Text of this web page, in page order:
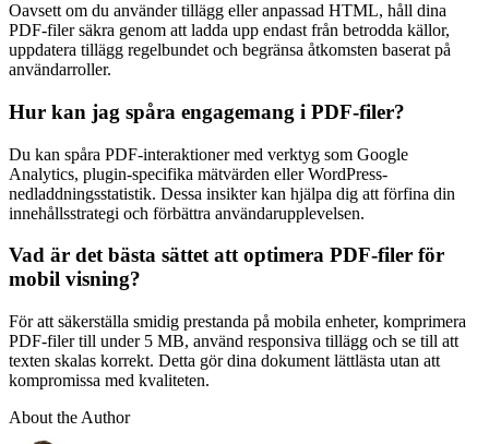
Oavsett om du använder tillägg eller anpassad HTML, håll dina
PDF-filer säkra genom att ladda upp endast från betrodda källor,
uppdatera tillägg regelbundet och begränsa åtkomsten baserat på
användarroller.
Hur kan jag spåra engagemang i PDF-filer?
Du kan spåra PDF-interaktioner med verktyg som Google
Analytics, plugin-specifika mätvärden eller WordPress-
nedladdningsstatistik. Dessa insikter kan hjälpa dig att förfina din
innehållsstrategi och förbättra användarupplevelsen.
Vad är det bästa sättet att optimera PDF-filer för
mobil visning?
För att säkerställa smidig prestanda på mobila enheter, komprimera
PDF-filer till under 5 MB, använd responsiva tillägg och se till att
texten skalas korrekt. Detta gör dina dokument lättlästa utan att
kompromissa med kvaliteten.
About the Author